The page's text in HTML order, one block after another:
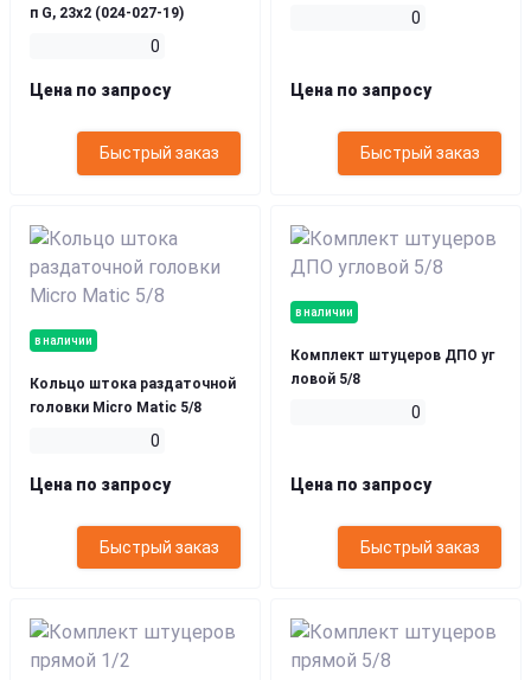
п G, 23х2 (024-027-19)
0
Цена по запросу
Быстрый заказ
0
Цена по запросу
Быстрый заказ
в наличии
Кольцо штока раздаточной
головки Micro Matic 5/8
0
Цена по запросу
Быстрый заказ
в наличии
Комплект штуцеров ДПО уг
ловой 5/8
0
Цена по запросу
Быстрый заказ